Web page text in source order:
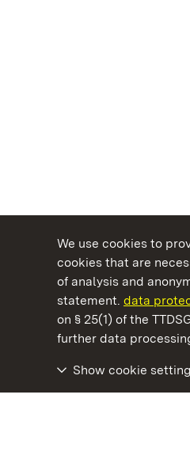
We use cookies to
cookies that are
of analysis and
statement. data
on § 25(1) of the
further data
Show cookie
State Palaces